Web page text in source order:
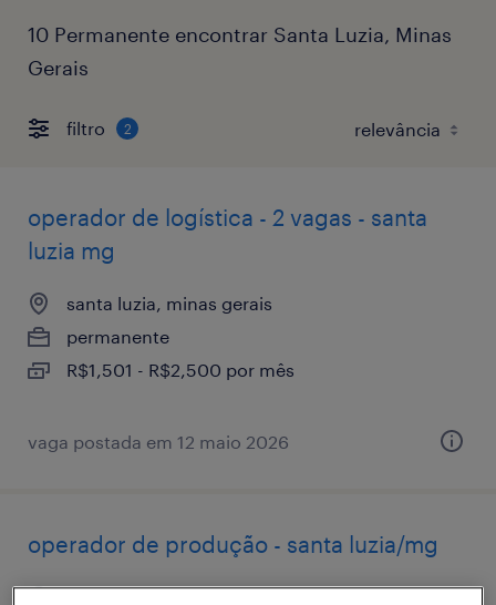
10 Permanente encontrar Santa Luzia, Minas
Gerais
filtro 2
operador de logística - 2 vagas - santa
luzia mg
santa luzia, minas gerais
permanente
R$1,501 - R$2,500 por mês
vaga postada em 12 maio 2026
operador de produção - santa luzia/mg
santa luzia, minas gerais